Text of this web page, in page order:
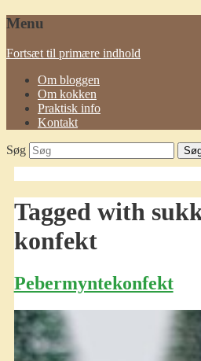
Menu
Fortsæt til primære indhold
Om bloggen
Om kokken
Praktisk info
Kontakt
Søg
Tagged with
konfekt
Pebermyntekonfekt